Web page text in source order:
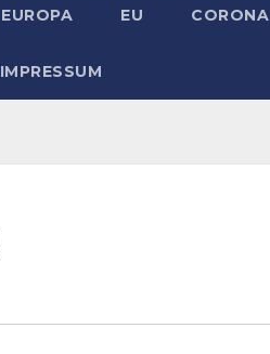
EUROPA EU CORONA
IMPRESSUM